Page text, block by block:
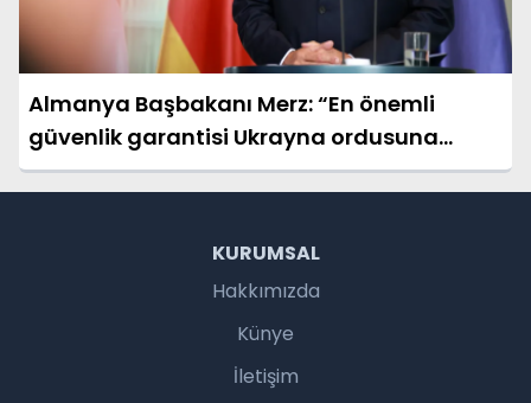
Almanya Başbakanı Merz: “En önemli
güvenlik garantisi Ukrayna ordusuna
yeterli destek sağlamak”
KURUMSAL
Hakkımızda
Künye
İletişim